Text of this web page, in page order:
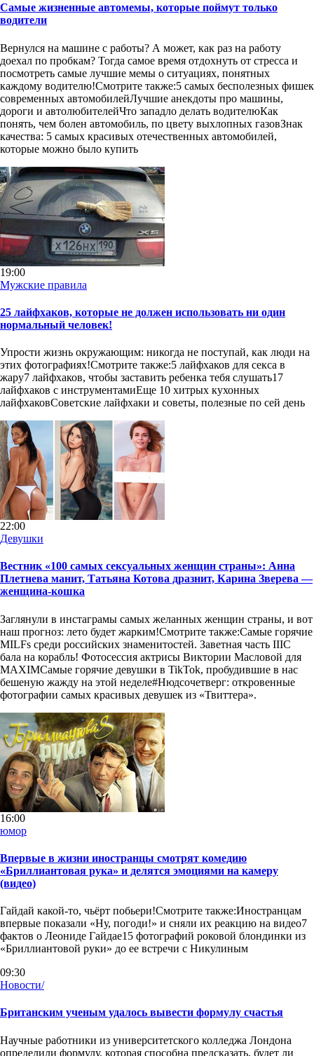
Самые жизненные автомемы, которые поймут только
водители
Вернулся на машине с работы? А может, как раз на работу
доехал по пробкам? Тогда самое время отдохнуть от стресса и
посмотреть самые лучшие мемы о ситуациях, понятных
каждому водителю!Смотрите также:5 самых бесполезных фишек
современных автомобилейЛучшие анекдоты про машины,
дороги и автолюбителейЧто западло делать водителюКак
понять, чем болен автомобиль, по цвету выхлопных газовЗнак
качества: 5 самых красивых отечественных автомобилей,
которые можно было купить
19:00
Мужские правила
25 лайфхаков, которые не должен использовать ни один
нормальный человек!
Упрости жизнь окружающим: никогда не поступай, как люди на
этих фотографиях!Смотрите также:5 лайфхаков для секса в
жару7 лайфхаков, чтобы заставить ребенка тебя слушать17
лайфхаков с инструментамиЕще 10 хитрых кухонных
лайфхаковСоветские лайфхаки и советы, полезные по сей день
22:00
Девушки
Вестник «100 самых сексуальных женщин страны»: Анна
Плетнева манит, Татьяна Котова дразнит, Карина Зверева —
женщина-кошка
Заглянули в инстаграмы самых желанных женщин страны, и вот
наш прогноз: лето будет жарким!Смотрите также:Самые горячие
MILFs среди российских знаменитостей. Заветная часть IIIС
бала на корабль! Фотосессия актрисы Виктории Масловой для
MAXIMСамые горячие девушки в TikTok, пробудившие в нас
бешеную жажду на этой неделе#Нюдсочетверг: откровенные
фотографии самых красивых девушек из «Твиттера».
16:00
юмор
Впервые в жизни иностранцы смотрят комедию
«Бриллиантовая рука» и делятся эмоциями на камеру
(видео)
Гайдай какой-то, чьёрт побьери!Смотрите также:Иностранцам
впервые показали «Ну, погоди!» и сняли их реакцию на видео7
фактов о Леониде Гайдае15 фотографий роковой блондинки из
«Бриллиантовой руки» до ее встречи с Никулиным
09:30
Новости/
Британским ученым удалось вывести формулу счастья
Научные работники из университетского колледжа Лондона
определили формулу, которая способна предсказать, будет ли